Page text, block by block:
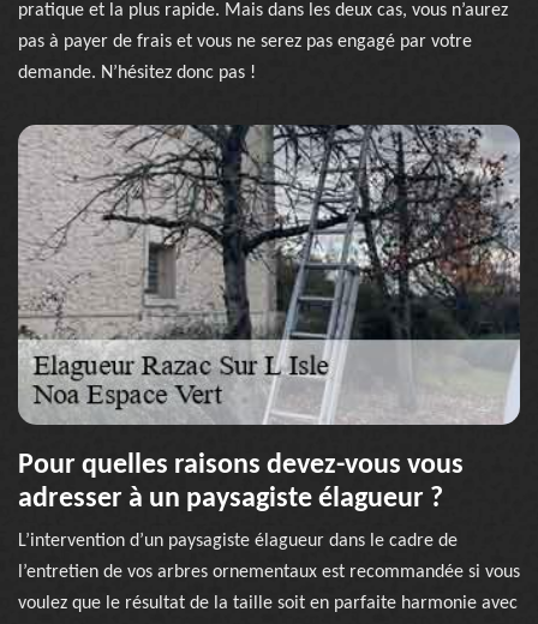
pratique et la plus rapide. Mais dans les deux cas, vous n’aurez
pas à payer de frais et vous ne serez pas engagé par votre
demande. N’hésitez donc pas !
Pour quelles raisons devez-vous vous
adresser à un paysagiste élagueur ?
L’intervention d’un paysagiste élagueur dans le cadre de
l’entretien de vos arbres ornementaux est recommandée si vous
voulez que le résultat de la taille soit en parfaite harmonie avec